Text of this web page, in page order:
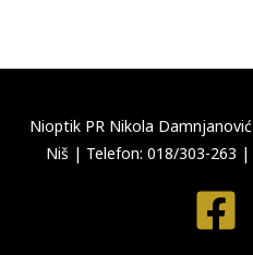
Nioptik PR Nikola Damnjanović
Niš | Telefon: 018/303-263 |